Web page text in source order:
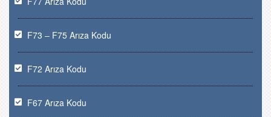
F73 – F75 Arıza Kodu
F72 Arıza Kodu
F67 Arıza Kodu